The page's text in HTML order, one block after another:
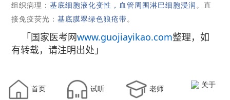
组织病理：基底细胞液化变性，血管周围淋巴细胞浸润 。直
接免疫荧光：基底膜翠绿色狼疮带。
「国家医考网www.guojiayikao.com整理，如
有转载，请注明出处」
首页 试听 老师 关于